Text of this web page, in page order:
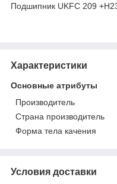
Подшипник UKFC 209
Характеристики
Основные атрибуты
Производитель
Страна производитель
Форма тела качения
Условия доставки